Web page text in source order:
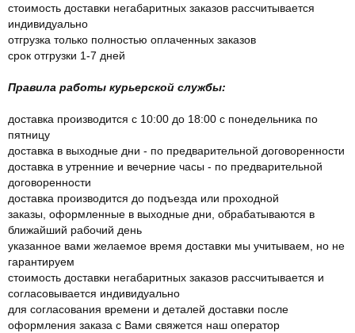
стоимость доставки негабаритных заказов рассчитывается
индивидуально
отгрузка только полностью оплаченных заказов
срок отгрузки 1-7 дней
Правила работы курьерской службы:
доставка производится с 10:00 до 18:00 с понедельника по
пятницу
доставка в выходные дни - по предварительной договоренности
доставка в утренние и вечерние часы - по предварительной
договоренности
доставка производится до подъезда или проходной
заказы, оформленные в выходные дни, обрабатываются в
ближайший рабочий день
указанное вами желаемое время доставки мы учитываем, но не
гарантируем
стоимость доставки негабаритных заказов рассчитывается и
согласовывается индивидуально
для согласования времени и деталей доставки после
оформления заказа с Вами свяжется наш оператор